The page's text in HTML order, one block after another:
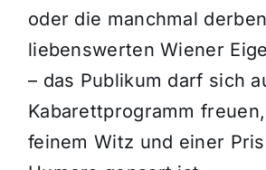
oder die manchmal
liebenswerten Wiener
– das Publikum darf sich
Kabarettprogramm
feinem Witz und einer